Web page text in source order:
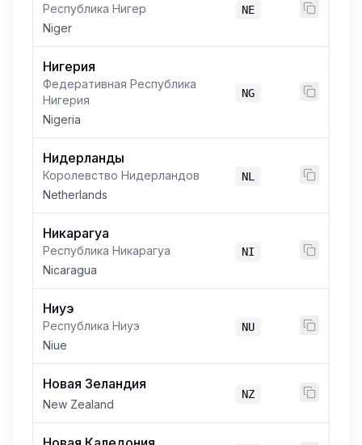
Республика Нигер
Niger
NE
Нигерия
Федеративная Республика
Нигерия
Nigeria
NG
Нидерланды
Королевство Нидерландов
Netherlands
NL
Никарагуа
Республика Никарагуа
Nicaragua
NI
Ниуэ
Республика Ниуэ
Niue
NU
Новая Зеландия
New Zealand
NZ